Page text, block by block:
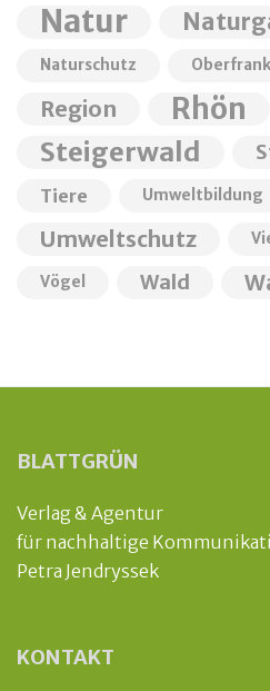
Natur
Naturschutz
Region Rhön
Steigerwald
Tiere Umweltbildung
Umweltschutz
Vögel Wald
BLATTGRÜN
Verlag & Agentur
für nachhaltige
Petra Jendryssek
KONTAKT